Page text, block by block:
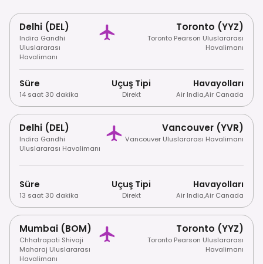
Delhi (DEL)
Indira Gandhi
Uluslararası
Havalimanı
Toronto (YYZ)
Toronto Pearson Uluslararası
Havalimanı
Süre
14 saat 30 dakika
Uçuş Tipi
Direkt
Havayolları
Air India,Air Canada
Delhi (DEL)
Indira Gandhi
Uluslararası Havalimanı
Vancouver (YVR)
Vancouver Uluslararası Havalimanı
Süre
13 saat 30 dakika
Uçuş Tipi
Direkt
Havayolları
Air India,Air Canada
Mumbai (BOM)
Chhatrapati Shivaji
Maharaj Uluslararası
Havalimanı
Toronto (YYZ)
Toronto Pearson Uluslararası
Havalimanı